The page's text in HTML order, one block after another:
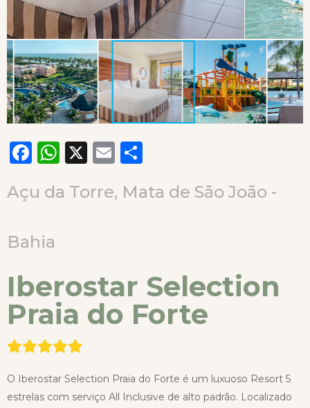
Facebook
WhatsApp
X Email
Açu da Torre, Mata de São João -
Bahia
Iberostar Selection
Praia do Forte
O Iberostar Selection Praia do Forte é um luxuoso Resort 5
estrelas com serviço All Inclusive de alto padrão. Localizado